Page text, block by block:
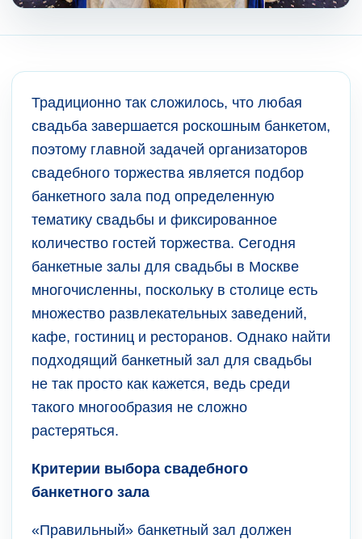
Традиционно так сложилось, что любая
свадьба завершается роскошным банкетом,
поэтому главной задачей организаторов
свадебного торжества является подбор
банкетного зала под определенную
тематику свадьбы и фиксированное
количество гостей торжества. Сегодня
банкетные залы для свадьбы в Москве
многочисленны, поскольку в столице есть
множество развлекательных заведений,
кафе, гостиниц и ресторанов. Однако найти
подходящий банкетный зал для свадьбы
не так просто как кажется, ведь среди
такого многообразия не сложно
растеряться.
Критерии выбора свадебного
банкетного зала
«Правильный» банкетный зал должен